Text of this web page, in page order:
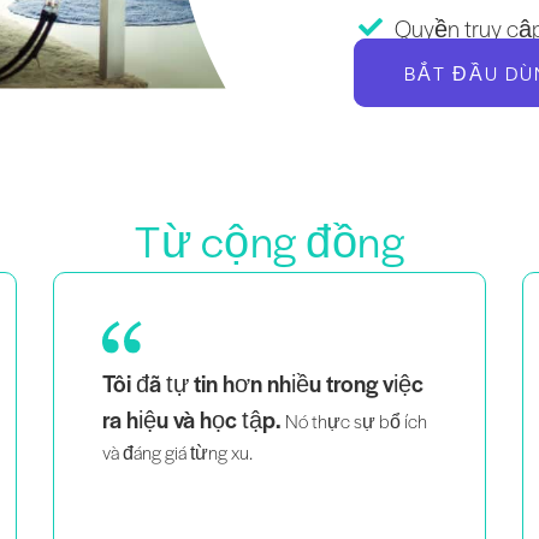
Quyền truy
BẮT ĐẦU
Từ cộng đồng
Là một bà mẹ của cặp song sinh, một
người phụ nữ da đen và đồng tính,việc
nhìn thấy những người trông